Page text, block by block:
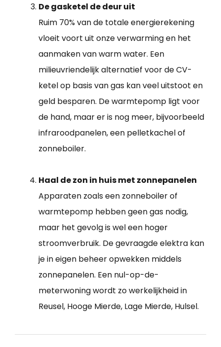
De gasketel de deur uit
Ruim 70% van de totale energierekening
vloeit voort uit onze verwarming en het
aanmaken van warm water. Een
milieuvriendelijk alternatief voor de CV-
ketel op basis van gas kan veel uitstoot en
geld besparen. De warmtepomp ligt voor
de hand, maar er is nog meer, bijvoorbeeld
infraroodpanelen, een pelletkachel of
zonneboiler.
Haal de zon in huis met zonnepanelen
Apparaten zoals een zonneboiler of
warmtepomp hebben geen gas nodig,
maar het gevolg is wel een hoger
stroomverbruik. De gevraagde elektra kan
je in eigen beheer opwekken middels
zonnepanelen. Een nul-op-de-
meterwoning wordt zo werkelijkheid in
Reusel, Hooge Mierde, Lage Mierde, Hulsel.